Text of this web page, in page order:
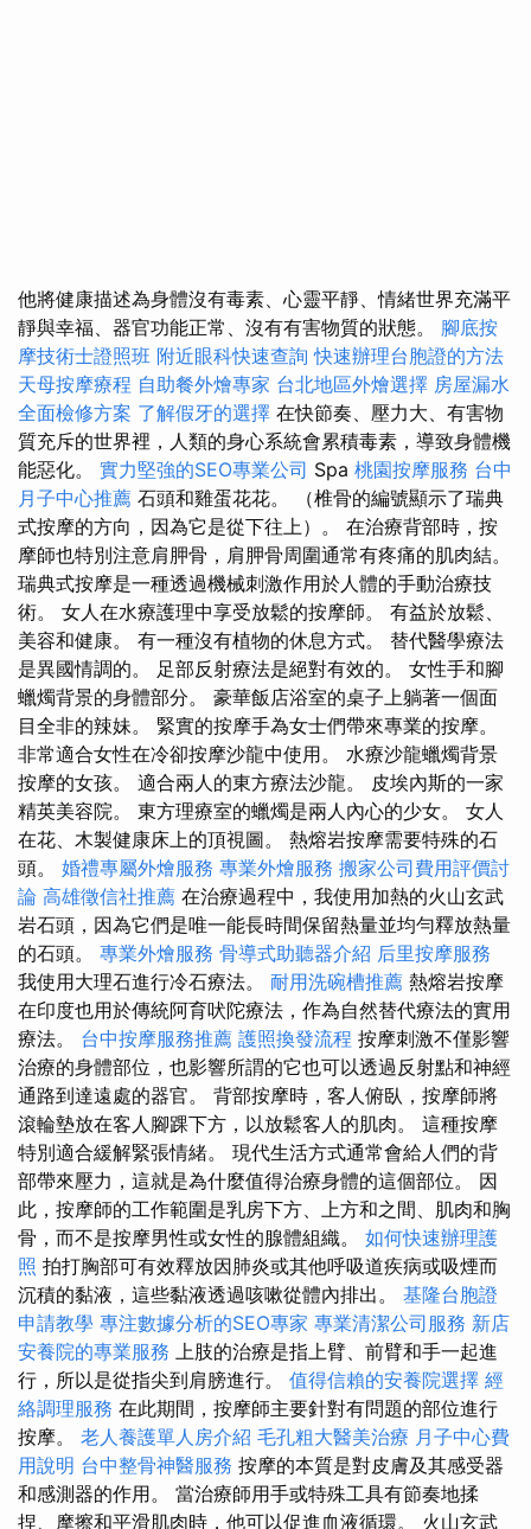
他將健康描述為身體沒有毒素、心靈平靜、情緒世界充滿平
靜與幸福、器官功能正常、沒有有害物質的狀態。 腳底按
摩技術士證照班 附近眼科快速查詢 快速辦理台胞證的方法
天母按摩療程 自助餐外燴專家 台北地區外燴選擇 房屋漏水
全面檢修方案 了解假牙的選擇 在快節奏、壓力大、有害物
質充斥的世界裡，人類的身心系統會累積毒素，導致身體機
能惡化。 實力堅強的SEO專業公司 Spa 桃園按摩服務 台中
月子中心推薦 石頭和雞蛋花花。 （椎骨的編號顯示了瑞典
式按摩的方向，因為它是從下往上）。 在治療背部時，按
摩師也特別注意肩胛骨，肩胛骨周圍通常有疼痛的肌肉結。
瑞典式按摩是一種透過機械刺激作用於人體的手動治療技
術。 女人在水療護理中享受放鬆的按摩師。 有益於放鬆、
美容和健康。 有一種沒有植物的休息方式。 替代醫學療法
是異國情調的。 足部反射療法是絕對有效的。 女性手和腳
蠟燭背景的身體部分。 豪華飯店浴室的桌子上躺著一個面
目全非的辣妹。 緊實的按摩手為女士們帶來專業的按摩。
非常適合女性在冷卻按摩沙龍中使用。 水療沙龍蠟燭背景
按摩的女孩。 適合兩人的東方療法沙龍。 皮埃內斯的一家
精英美容院。 東方理療室的蠟燭是兩人內心的少女。 女人
在花、木製健康床上的頂視圖。 熱熔岩按摩需要特殊的石
頭。 婚禮專屬外燴服務 專業外燴服務 搬家公司費用評價討
論 高雄徵信社推薦 在治療過程中，我使用加熱的火山玄武
岩石頭，因為它們是唯一能長時間保留熱量並均勻釋放熱量
的石頭。 專業外燴服務 骨導式助聽器介紹 后里按摩服務
我使用大理石進行冷石療法。 耐用洗碗槽推薦 熱熔岩按摩
在印度也用於傳統阿育吠陀療法，作為自然替代療法的實用
療法。 台中按摩服務推薦 護照換發流程 按摩刺激不僅影響
治療的身體部位，也影響所謂的它也可以透過反射點和神經
通路到達遠處的器官。 背部按摩時，客人俯臥，按摩師將
滾輪墊放在客人腳踝下方，以放鬆客人的肌肉。 這種按摩
特別適合緩解緊張情緒。 現代生活方式通常會給人們的背
部帶來壓力，這就是為什麼值得治療身體的這個部位。 因
此，按摩師的工作範圍是乳房下方、上方和之間、肌肉和胸
骨，而不是按摩男性或女性的腺體組織。 如何快速辦理護
照 拍打胸部可有效釋放因肺炎或其他呼吸道疾病或吸煙而
沉積的黏液，這些黏液透過咳嗽從體內排出。 基隆台胞證
申請教學 專注數據分析的SEO專家 專業清潔公司服務 新店
安養院的專業服務 上肢的治療是指上臂、前臂和手一起進
行，所以是從指尖到肩膀進行。 值得信賴的安養院選擇 經
絡調理服務 在此期間，按摩師主要針對有問題的部位進行
按摩。 老人養護單人房介紹 毛孔粗大醫美治療 月子中心費
用說明 台中整骨神醫服務 按摩的本質是對皮膚及其感受器
和感測器的作用。 當治療師用手或特殊工具有節奏地揉
捏、摩擦和平滑肌肉時，他可以促進血液循環。 火山玄武